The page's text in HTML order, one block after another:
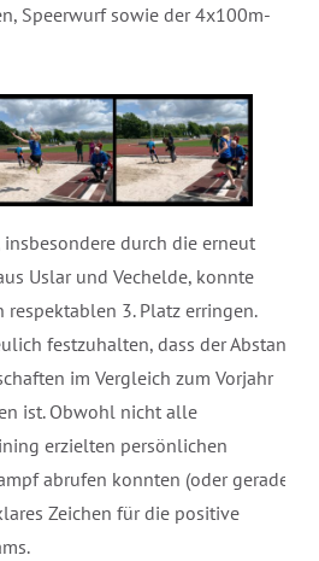
Speerwurf sowie der 4x100m-
durch die erneut
Uslar und Vechelde, konnte
respektablen 3. Platz erringen.
festzuhalten, dass der Abstand
im Vergleich zum Vorjahr
ist. Obwohl nicht alle
erzielten persönlichen
abrufen konnten (oder gerade
Zeichen für die positive